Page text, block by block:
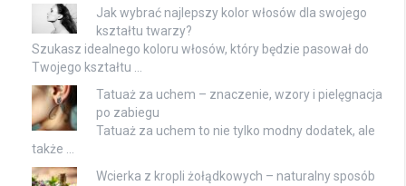
Jak wybrać najlepszy kolor włosów dla swojego
kształtu twarzy?
Szukasz idealnego koloru włosów, który będzie pasował do
Twojego kształtu …
Tatuaż za uchem – znaczenie, wzory i pielęgnacja
po zabiegu
Tatuaż za uchem to nie tylko modny dodatek, ale
także …
Wcierka z kropli żołądkowych – naturalny sposób